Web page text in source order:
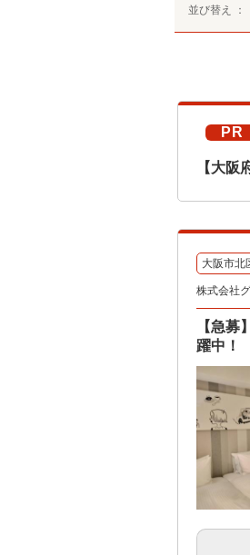
並び替え ：
PR
【大
大阪市北
株式会社
【急
躍中！